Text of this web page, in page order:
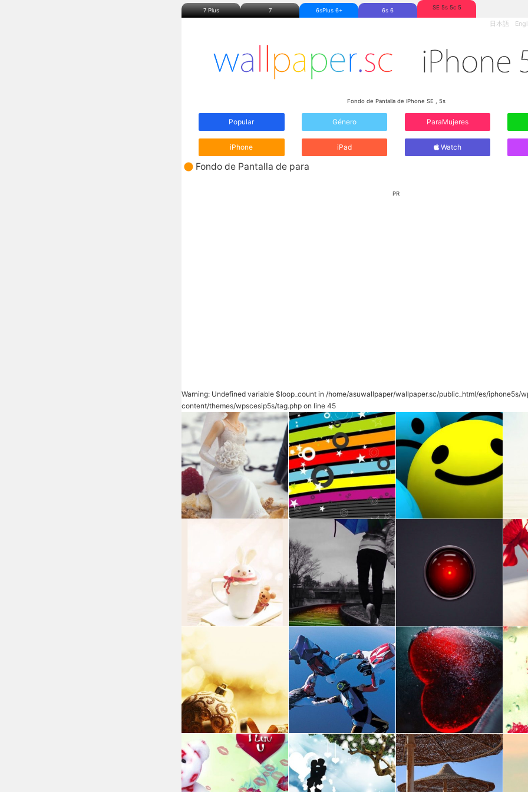
7 Plus 7 6sPlus 6+ 6s 6 SE 5s 5c 5
日本語
Fondo de Pantalla de iPhone SE , 5s
Popular Género ParaMujeres
iPhone iPad Watch
Fondo de Pantalla de para
PR
Warning: Undefined variable $loop_count in /home/asuwallpaper/wallpaper.sc/public_html/es/iphone5s/
content/themes/wpscesip5s/tag.php on line 45